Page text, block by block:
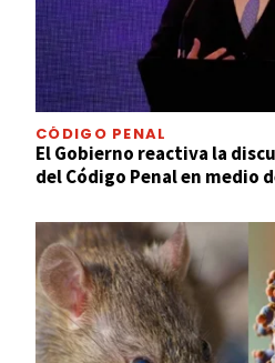
CÓDIGO PENAL
El Gobierno reactiva la
del Código Penal en medio